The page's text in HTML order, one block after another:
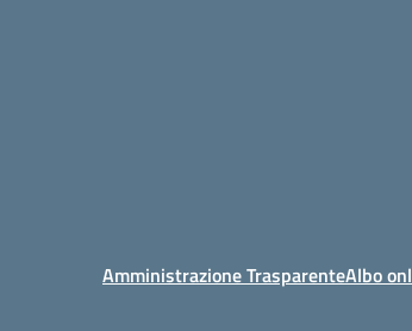
Amministrazione TrasparenteAlbo